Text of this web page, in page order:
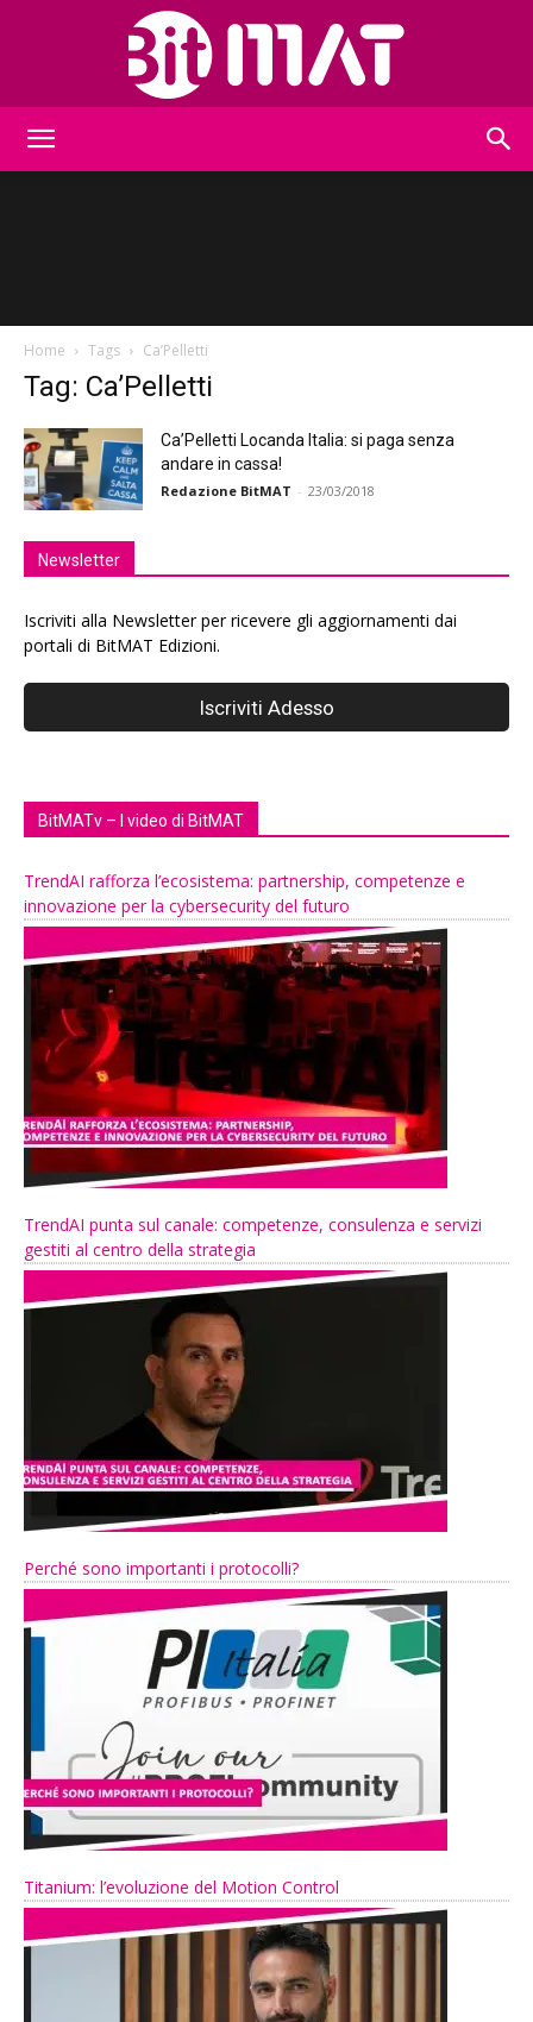
Home Tags Ca’Pelletti
Tag: Ca’Pelletti
Ca’Pelletti Locanda Italia: si paga senza
andare in cassa!
Redazione BitMAT - 23/03/2018
Newsletter
Iscriviti alla Newsletter per ricevere gli aggiornamenti dai
portali di BitMAT Edizioni.
BitMATv – I video di BitMAT
TrendAI rafforza l’ecosistema: partnership, competenze e
innovazione per la cybersecurity del futuro
TrendAI punta sul canale: competenze, consulenza e servizi
gestiti al centro della strategia
Perché sono importanti i protocolli?
Titanium: l’evoluzione del Motion Control